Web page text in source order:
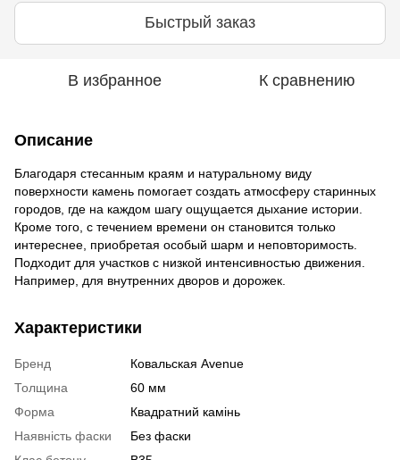
Быстрый заказ
В избранное К сравнению
Описание
Благодаря стесанным краям и натуральному виду
поверхности камень помогает создать атмосферу старинных
городов, где на каждом шагу ощущается дыхание истории.
Кроме того, с течением времени он становится только
интереснее, приобретая особый шарм и неповторимость.
Подходит для участков с низкой интенсивностью движения.
Например, для внутренних дворов и дорожек.
Характеристики
Бренд
Ковальская Avenue
Толщина
60 мм
Форма
Квадратний камінь
Наявність фаски
Без фаски